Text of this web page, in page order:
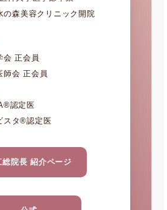
の森美容クリニック開院
会 正会員
師会 正会員
認定医
スタ®認定医
総院長 紹介ページ